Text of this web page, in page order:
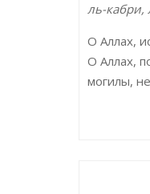
ль-кабри,
О Аллах,
О Аллах,
могилы,